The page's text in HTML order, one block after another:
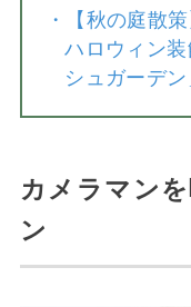
・
【秋の庭散
ハロウィン
シュガーデン
カメラマン
ン